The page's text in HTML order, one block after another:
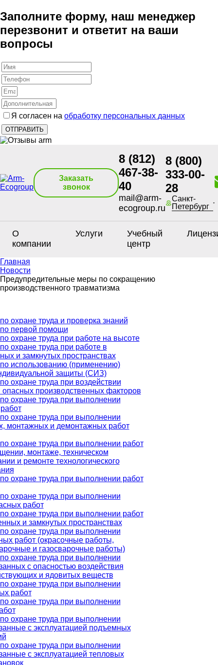
Заполните форму, наш менеджер
перезвонит и ответит на ваши
вопросы
Я согласен на обработку персональных данных
Заказать
звонок
8 (812)
467-38-
40
mail@arm-
ecogroup.ru
8 (800)
333-00-
28
Санкт-
Петербург
О
компании
Услуги
Учебный
центр
Главная
Новости
Предупредительные меры по сокращению
производственного травматизма
охране труда и проверка знаний
первой помощи
охране труда при работе на высоте
охране труда при работе в
и замкнутых пространствах
использованию (применению)
защиты (СИЗ)
охране труда при воздействии
производственных факторов
охране труда при выполнении
охране труда при выполнении
монтажных и демонтажных работ
охране труда при выполнении работ
монтаже, техническом
и ремонте технологического
охране труда при выполнении работ
охране труда при выполнении
работ
охране труда при выполнении работ
и замкнутых пространствах
охране труда при выполнении
работ (окрасочные работы,
и газосварочные работы)
охране труда при выполнении
с опасностью воздействия
и ядовитых веществ
охране труда при выполнении
работ
охране труда при выполнении
охране труда при выполнении
с эксплуатацией подъемных
охране труда при выполнении
с эксплуатацией тепловых